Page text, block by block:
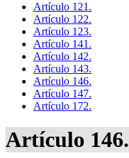
Artículo 121.
Artículo 122.
Artículo 123.
Artículo 141.
Artículo 142.
Artículo 143.
Artículo 146.
Artículo 147.
Artículo 172.
Artículo 146.